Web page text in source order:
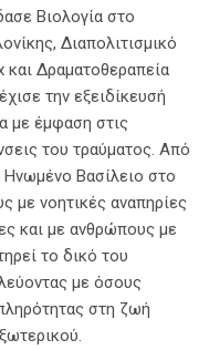
Βιολογία στο
Διαπολιτισμικό
Δραματοθεραπεία
την εξειδίκευσή
με έμφαση στις
του τραύματος. Από
Βασίλειο στο
με νοητικές αναπηρίες
και με ανθρώπους με
το δικό του
με όσους
στη ζωή